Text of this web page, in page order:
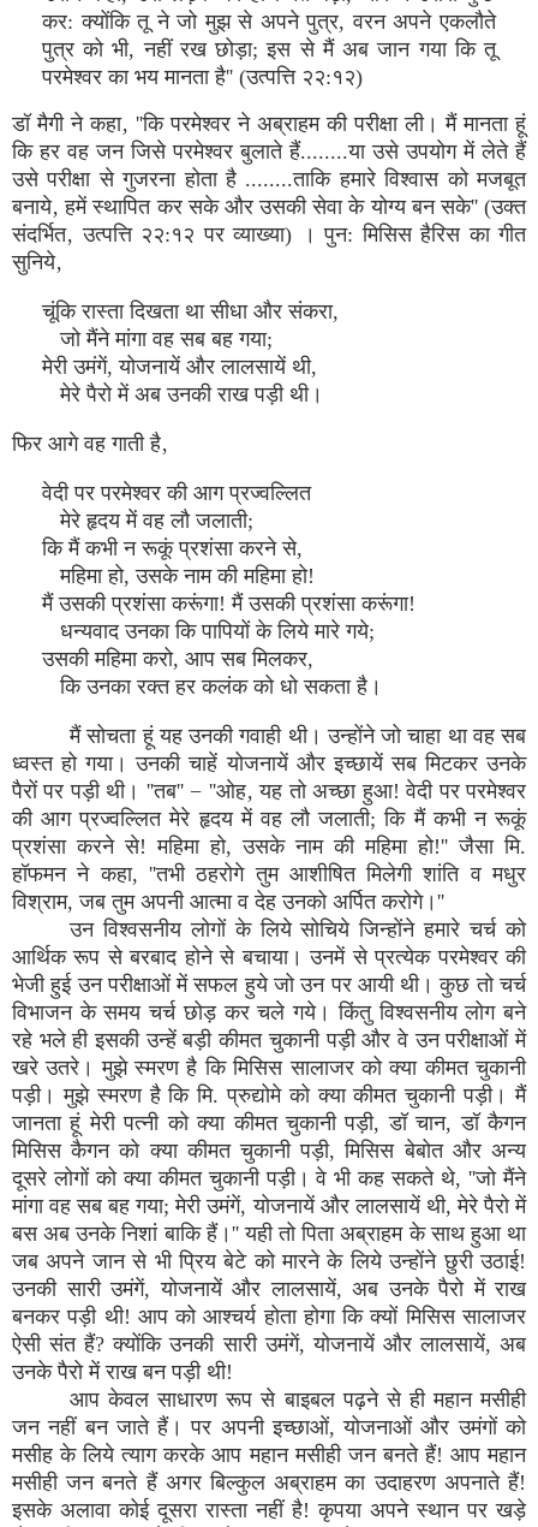
कर: क्योंकि तू ने जो मुझ से अपने पुत्र, वरन अपने एकलौते
पुत्र को भी, नहीं रख छोड़ा; इस से मैं अब जान गया कि तू
परमेश्वर का भय मानता है'' (उत्पत्ति २२:१२)
डॉ मैगी ने कहा‚ ''कि परमेश्वर ने अब्राहम की परीक्षा ली। मैं मानता हूं
कि हर वह जन जिसे परमेश्वर बुलाते हैं........या उसे उपयोग में लेते हैं
उसे परीक्षा से गुजरना होता है ........ताकि हमारे विश्वास को मजबूत
बनाये‚ हमें स्थापित कर सके और उसकी सेवा के योग्य बन सके'' (उक्त
संदर्भित‚ उत्पत्ति २२:१२ पर व्याख्या) । पुन: मिसिस हैरिस का गीत
सुनिये‚
चूंकि रास्ता दिखता था सीधा और संकरा,
जो मैंने मांगा वह सब बह गया;
मेरी उमंगें, योजनायें और लालसायें थी,
मेरे पैरो में अब उनकी राख पड़ी थी।
फिर आगे वह गाती है‚
वेदी पर परमेश्वर की आग प्रज्वल्लित
मेरे हृदय में वह लौ जलाती;
कि मैं कभी न रूकूं प्रशंसा करने से,
महिमा हो, उसके नाम की महिमा हो!
मैं उसकी प्रशंसा करूंगा! मैं उसकी प्रशंसा करूंगा!
धन्यवाद उनका कि पापियों के लिये मारे गये;
उसकी महिमा करो, आप सब मिलकर,
कि उनका रक्त हर कलंक को धो सकता है।
मैं सोचता हूं यह उनकी गवाही थी। उन्होंने जो चाहा था वह सब
ध्वस्त हो गया। उनकी चाहें योजनायें और इच्छायें सब मिटकर उनके
पैरों पर पड़ी थी। ''तब'' − ''ओह‚ यह तो अच्छा हुआ! वेदी पर परमेश्वर
की आग प्रज्वल्लित मेरे हृदय में वह लौ जलाती; कि मैं कभी न रूकूं
प्रशंसा करने से! महिमा हो, उसके नाम की महिमा हो!'' जैसा मि.
हॉफमन ने कहा, ''तभी ठहरोगे तुम आशीषित मिलेगी शांति व मधुर
विश्राम, जब तुम अपनी आत्मा व देह उनको अर्पित करोगे।''
उन विश्वसनीय लोगों के लिये सोचिये जिन्होंने हमारे चर्च को
आर्थिक रूप से बरबाद होने से बचाया। उनमें से प्रत्येक परमेश्वर की
भेजी हुई उन परीक्षाओं में सफल हुये जो उन पर आयी थी। कुछ तो चर्च
विभाजन के समय चर्च छोड़ कर चले गये। किंतु विश्वसनीय लोग बने
रहे भले ही इसकी उन्हें बड़ी कीमत चुकानी पड़ी और वे उन परीक्षाओं में
खरे उतरे। मुझे स्मरण है कि मिसिस सालाजर को क्या कीमत चुकानी
पड़ी। मुझे स्मरण है कि मि. प्रुद्योमे को क्या कीमत चुकानी पड़ी। मैं
जानता हूं मेरी पत्नी को क्या कीमत चुकानी पड़ी, डॉ चान, डॉ कैगन
मिसिस कैगन को क्या कीमत चुकानी पड़ी, मिसिस बेबोत और अन्य
दूसरे लोगों को क्या कीमत चुकानी पड़ी। वे भी कह सकते थे, ''जो मैंने
मांगा वह सब बह गया; मेरी उमंगें, योजनायें और लालसायें थी, मेरे पैरो में
बस अब उनके निशां बाकि हैं।'' यही तो पिता अब्राहम के साथ हुआ था
जब अपने जान से भी प्रिय बेटे को मारने के लिये उन्होंने छुरी उठाई!
उनकी सारी उमंगें, योजनायें और लालसायें, अब उनके पैरो में राख
बनकर पड़ी थी! आप को आश्चर्य होता होगा कि क्यों मिसिस सालाजर
ऐसी संत हैं? क्योंकि उनकी सारी उमंगें, योजनायें और लालसायें, अब
उनके पैरो में राख बन पड़ी थी!
आप केवल साधारण रूप से बाइबल पढ़ने से ही महान मसीही
जन नहीं बन जाते हैं। पर अपनी इच्छाओं, योजनाओं और उमंगों को
मसीह के लिये त्याग करके आप महान मसीही जन बनते हैं! आप महान
मसीही जन बनते हैं अगर बिल्कुल अब्राहम का उदाहरण अपनाते हैं!
इसके अलावा कोई दूसरा रास्ता नहीं है! कृपया अपने स्थान पर खड़े